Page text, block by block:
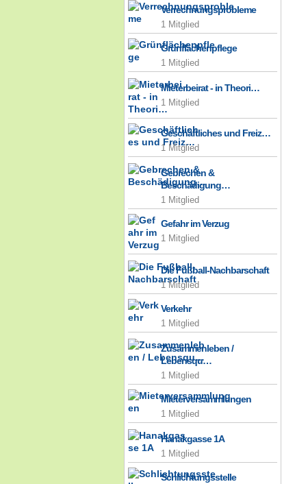
Verrechnungsprobleme
1 Mitglied
Grünflächenpflege
1 Mitglied
Mieterbeirat - in Theori…
1 Mitglied
Geschäftliches und Freiz…
1 Mitglied
Gebrechen &
Beschädigung…
1 Mitglied
Gefahr im Verzug
1 Mitglied
Die Fußball-Nachbarschaft
1 Mitglied
Verkehr
1 Mitglied
Zusammenleben /
Lebensqu…
1 Mitglied
Mieterversammlungen
1 Mitglied
Hanakgasse 1A
1 Mitglied
Schlichtungsstelle